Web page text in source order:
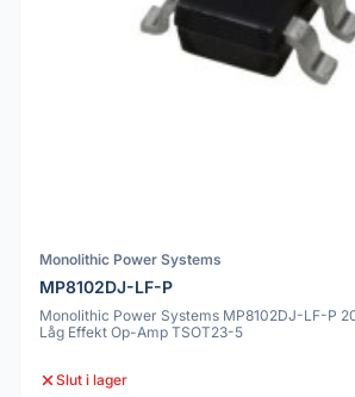
Monolithic Power Systems
MP8102DJ-LF-P
Monolithic Power Systems MP8102DJ-LF-P
Låg Effekt Op-Amp TSOT23-5
Slut i lager